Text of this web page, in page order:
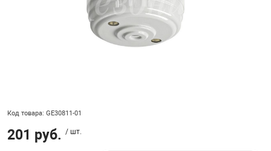
Код товара: GE30811-01
201 руб. / шт.